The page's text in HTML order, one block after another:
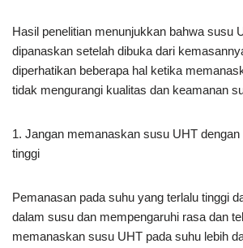
Hasil penelitian menunjukkan bahwa susu
dipanaskan setelah dibuka dari
diperhatikan beberapa hal ketika
tidak mengurangi kualitas dan keamanan
1. Jangan memanaskan susu UHT
tinggi
Pemanasan pada suhu yang terlalu tinggi
dalam susu dan mempengaruhi rasa dan
memanaskan susu UHT pada suhu lebih